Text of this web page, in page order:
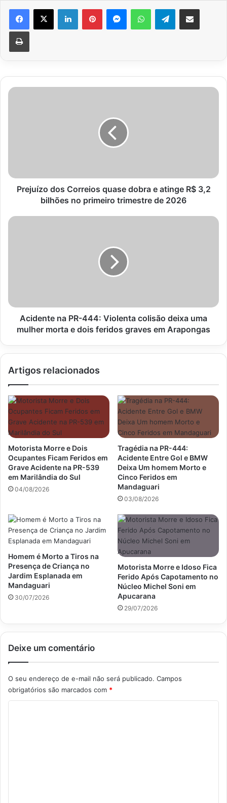
Facebook
X LinkedinPinterestMessengerWhatsAppTelegramCompartilhar via e-mail
Imprimir
Prejuízo
3,2
bilhões
trimestre
Prejuízo dos Correios quase dobra e atinge R$ 3,2
bilhões no primeiro trimestre de 2026
Acidente
mulher
morta
em
Acidente na PR-444: Violenta colisão deixa uma
mulher morta e dois feridos graves em Arapongas
Artigos relacionados
Motorista Morre e Dois
Ocupantes Ficam Feridos em
Grave Acidente na PR-539
em Marilândia do Sul
04/08/2026
Tragédia na PR-444:
Acidente Entre Gol e BMW
Deixa Um homem Morto e
Cinco Feridos em
Mandaguari
03/08/2026
Homem é Morto a Tiros na
Presença de Criança no
Jardim Esplanada em
Mandaguari
30/07/2026
Motorista Morre e Idoso Fica
Ferido Após Capotamento no
Núcleo Michel Soni em
Apucarana
29/07/2026
Deixe um comentário
O seu endereço de e-mail não será publicado. Campos
obrigatórios são marcados com *